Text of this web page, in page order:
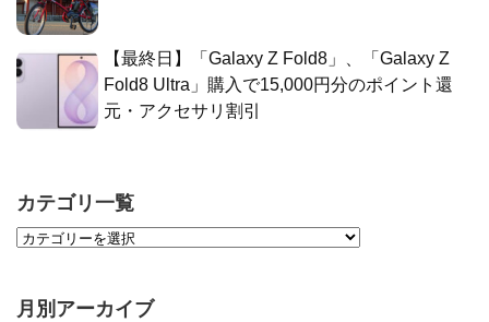
【最終日】「Galaxy Z Fold8」、「Galaxy Z
Fold8 Ultra」購入で15,000円分のポイント還
元・アクセサリ割引
カテゴリ一覧
月別アーカイブ